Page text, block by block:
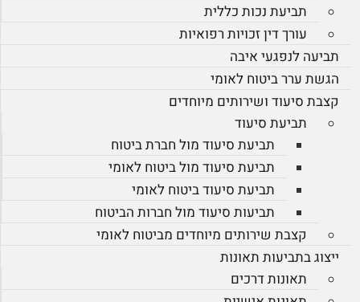
תביעת נכות כללית
עורך דין זכויות רפואיות
תביעה לנפגעי איבה
הגשת ערר ביטוח לאומי
קצבת סיעוד ושירותים מיוחדים
תביעת סיעוד
תביעת סיעוד מול חברת ביטוח
תביעת סיעוד מול ביטוח לאומי
תביעת סיעוד ביטוח לאומי
תביעות סיעוד מול חברות הביטוח
קצבת שירותים מיוחדים מביטוח לאומי
ייצוג בתביעות תאונות
תאונות דרכים